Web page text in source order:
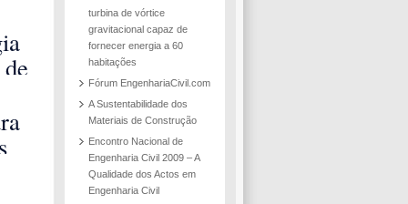
turbina de vórtice
gravitacional capaz de
fornecer energia a 60
habitações
Fórum EngenhariaCivil.com
A Sustentabilidade dos
Materiais de Construção
Encontro Nacional de
Engenharia Civil 2009 – A
Qualidade dos Actos em
Engenharia Civil